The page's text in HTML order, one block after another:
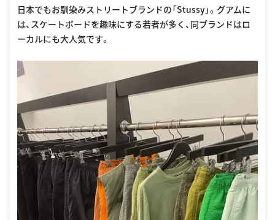
日本でもお馴染みストリートブランドの「Stussy」。グアムに
は、スケートボードを趣味にする若者が多く、同ブランドはロ
ーカルにも大人気です。